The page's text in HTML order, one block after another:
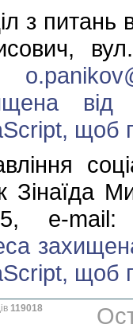
з питань
від
щоб
Зінаїда
e-
щоб
119018